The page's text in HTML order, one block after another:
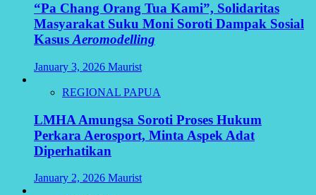
“Pa Chang Orang Tua Kami”, Solidaritas
Masyarakat Suku Moni Soroti Dampak Sosial
KasusAeromodelling
January 3, 2026 Maurist
REGIONAL PAPUA
LMHA Amungsa Soroti Proses Hukum
Perkara Aerosport, Minta Aspek Adat
Diperhatikan
January 2, 2026 Maurist